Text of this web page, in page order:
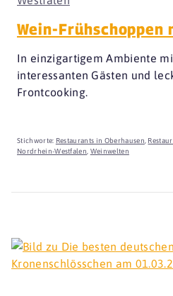
Wein-
In einzigartigem Ambiente
interessanten Gästen und
Frontcooking.
Stichworte: Restaurants in Oberhausen,
Nordrhein-Westfalen, Weinwelten